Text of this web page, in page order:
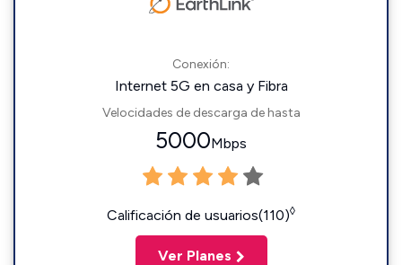
Conexión:
Internet 5G en casa y Fibra
Velocidades de descarga de hasta
5000Mbps
Calificación de usuarios(110)◊
Ver Planes